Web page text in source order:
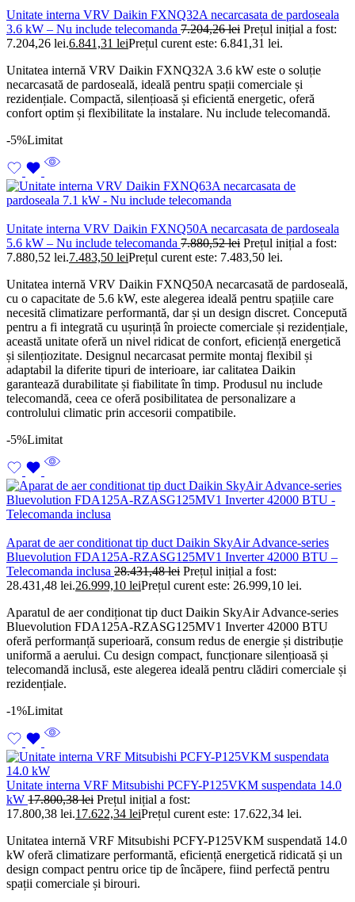
Unitate interna VRV Daikin FXNQ32A necarcasata de pardoseala
3.6 kW – Nu include telecomanda 7.204,26lei Prețul inițial a fost:
7.204,26 lei.6.841,31 leiPrețul curent este: 6.841,31 lei.
Unitatea internă VRV Daikin FXNQ32A 3.6 kW este o soluție
necarcasată de pardoseală, ideală pentru spații comerciale și
rezidențiale. Compactă, silențioasă și eficientă energetic, oferă
confort optim și flexibilitate la instalare. Nu include telecomandă.
-5%Limitat
Unitate interna VRV Daikin FXNQ50A necarcasata de pardoseala
5.6 kW – Nu include telecomanda 7.880,52lei Prețul inițial a fost:
7.880,52 lei.7.483,50 leiPrețul curent este: 7.483,50 lei.
Unitatea internă VRV Daikin FXNQ50A necarcasată de pardoseală,
cu o capacitate de 5.6 kW, este alegerea ideală pentru spațiile care
necesită climatizare performantă, dar și un design discret. Concepută
pentru a fi integrată cu ușurință în proiecte comerciale și rezidențiale,
această unitate oferă un nivel ridicat de confort, eficiență energetică
și silențiozitate. Designul necarcasat permite montaj flexibil și
adaptabil la diferite tipuri de interioare, iar calitatea Daikin
garantează durabilitate și fiabilitate în timp. Produsul nu include
telecomandă, ceea ce oferă posibilitatea de personalizare a
controlului climatic prin accesorii compatibile.
-5%Limitat
Aparat de aer conditionat tip duct Daikin SkyAir Advance-series
Bluevolution FDA125A-RZASG125MV1 Inverter 42000 BTU –
Telecomanda inclusa 28.431,48lei Prețul inițial a fost:
28.431,48 lei.26.999,10 leiPrețul curent este: 26.999,10 lei.
Aparatul de aer condiționat tip duct Daikin SkyAir Advance-series
Bluevolution FDA125A-RZASG125MV1 Inverter 42000 BTU
oferă performanță superioară, consum redus de energie și distribuție
uniformă a aerului. Cu design compact, funcționare silențioasă și
telecomandă inclusă, este alegerea ideală pentru clădiri comerciale și
rezidențiale.
-1%Limitat
Unitate interna VRF Mitsubishi PCFY-P125VKM suspendata 14.0
kW 17.800,38lei Prețul inițial a fost:
17.800,38 lei.17.622,34 leiPrețul curent este: 17.622,34 lei.
Unitatea internă VRF Mitsubishi PCFY-P125VKM suspendată 14.0
kW oferă climatizare performantă, eficiență energetică ridicată și un
design compact pentru orice tip de încăpere, fiind perfectă pentru
spații comerciale și birouri.